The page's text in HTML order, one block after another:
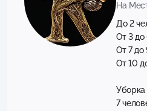
На
До 2
От 3 до
От 7 до
От 10
Уборка
7